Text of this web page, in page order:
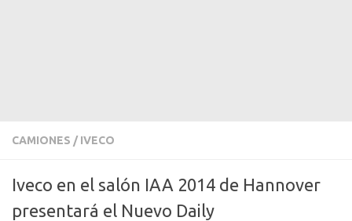
CAMIONES / IVECO
Iveco en el salón IAA 2014 de Hannover
presentará el Nuevo Daily